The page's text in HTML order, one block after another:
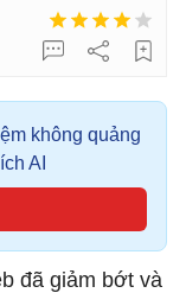
không quảng
AI
đã giảm bớt và